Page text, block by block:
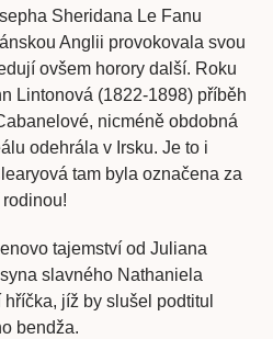
Sheridana Le Fanu
Anglii provokovala svou
ovšem horory další. Roku
Lintonová (1822-1898) příběh
nicméně obdobná
odehrála v Irsku. Je to i
tam byla označena za
tajemství od Juliana
slavného Nathaniela
jíž by slušel podtitul
bendža.